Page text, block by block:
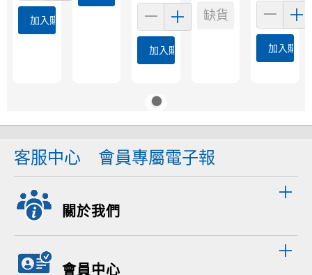
加入購物車
加入購物車
缺貨
加入購物
客服中心 會員專屬電子報
關於我們
會員中心